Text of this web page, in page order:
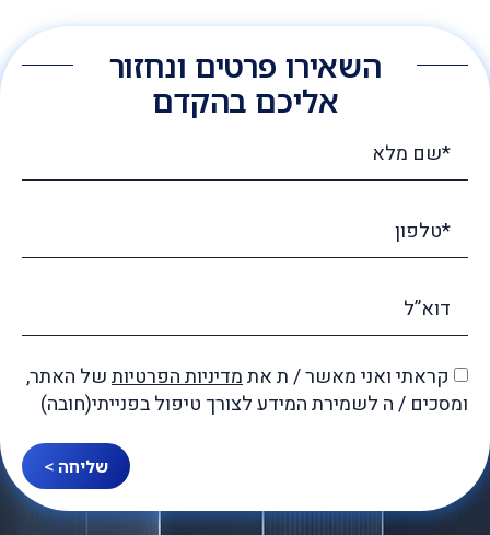
השאירו פרטים ונחזור
אליכם בהקדם
קראתי ואני מאשר / ת אתמדיניות הפרטיותשל האתר,
ומסכים / ה לשמירת המידע לצורך טיפול בפנייתי(חובה)
שליחה >